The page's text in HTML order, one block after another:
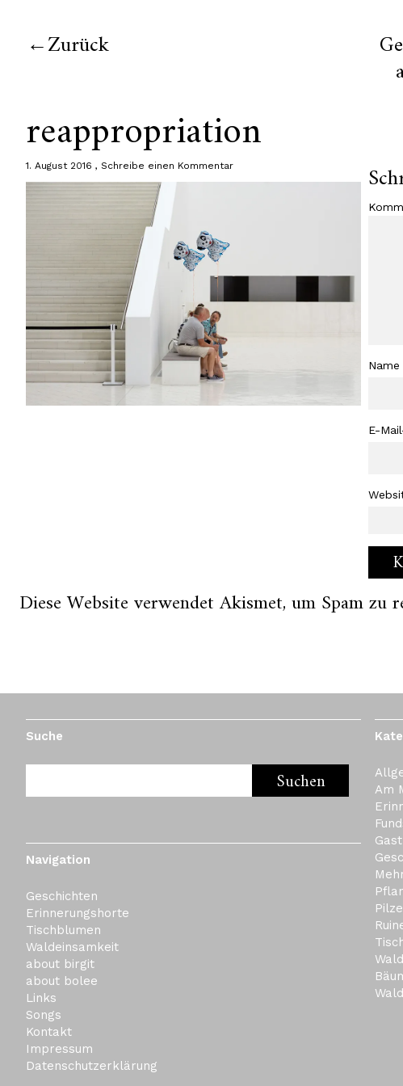
Zurück
reappropriation
1. August 2016 Schreibe einen Kommentar
Name
E-
Diese Website verwendet Akismet, um Spam zu
Suche
Navigation
Geschichten
Erinnerungshorte
Tischblumen
Waldeinsamkeit
about birgit
about bolee
Links
Songs
Kontakt
Impressum
Datenschutzerklärung
Am
Pilze
Wald